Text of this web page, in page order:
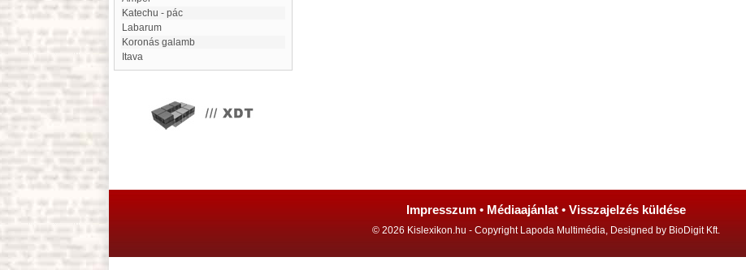
Katechu - pác
Labarum
Koronás galamb
Itava
Impresszum • Médiaajánlat • Visszajelzés küldése
© 2026 Kislexikon.hu - Copyright Lapoda Multimédia, Designed by BioDigit Kft.